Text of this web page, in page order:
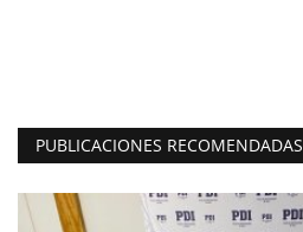
PUBLICACIONES RECOMENDADAS